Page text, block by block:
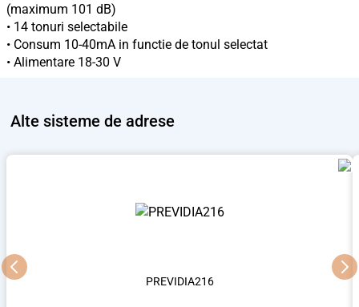
(maximum 101 dB)
• 14 tonuri selectabile
• Consum 10-40mA in functie de tonul selectat
• Alimentare 18-30 V
Alte sisteme de adrese
PREVIDIA216